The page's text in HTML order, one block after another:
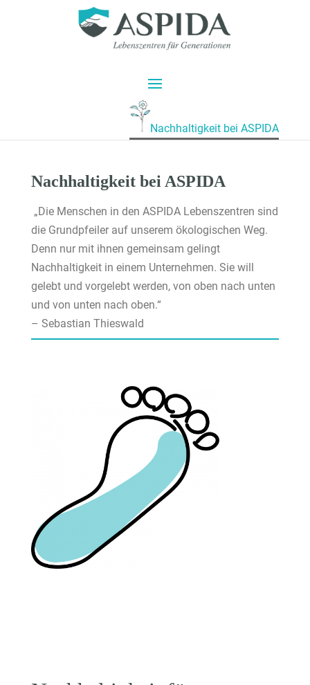
Nachhaltigkeit bei ASPIDA
Nachhaltigkeit bei ASPIDA
„Die Menschen in den ASPIDA Lebenszentren sind
die Grundpfeiler auf unserem ökologischen Weg.
Denn nur mit ihnen gemeinsam gelingt
Nachhaltigkeit in einem Unternehmen. Sie will
gelebt und vorgelebt werden, von oben nach unten
und von unten nach oben.“
– Sebastian Thieswald